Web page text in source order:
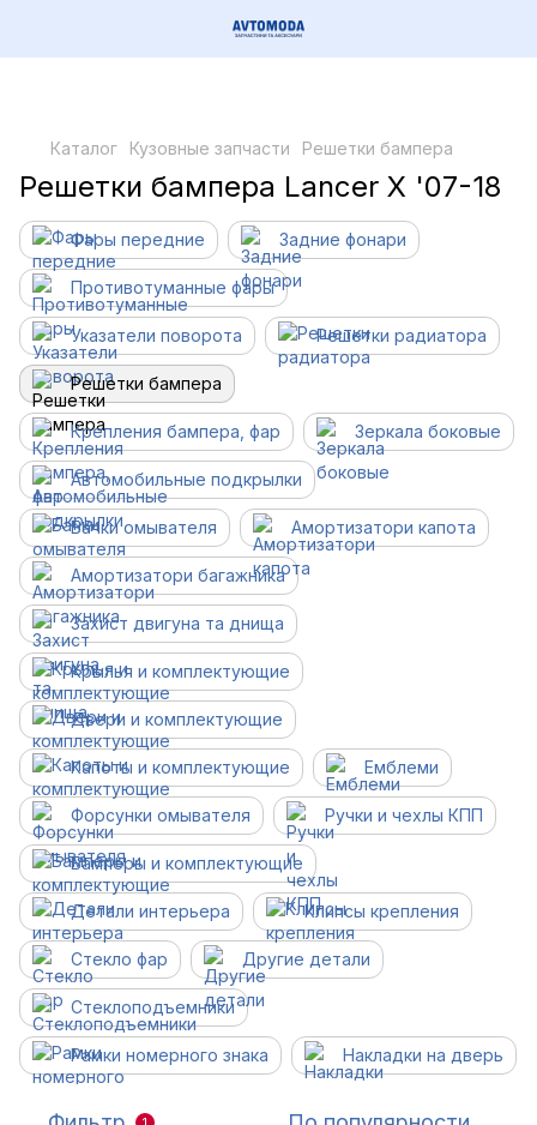
Каталог Кузовные запчасти Решетки бампера
Решетки бампера Lancer X '07-18
Фары передние Задние фонари
Противотуманные фары
Указатели поворота Решетки радиатора
Решетки бампера
Крепления бампера, фар Зеркала боковые
Автомобильные подкрылки
Бачки омывателя Амортизатори капота
Амортизатори багажника
Захист двигуна та днища
Крылья и комплектующие
Двери и комплектующие
Капоты и комплектующие Емблеми
Форсунки омывателя Ручки и чехлы КПП
Бамперы и комплектующие
Детали интерьера Клипсы крепления
Стекло фар Другие детали
Cтеклоподъемники
Рамки номерного знака Накладки на дверь